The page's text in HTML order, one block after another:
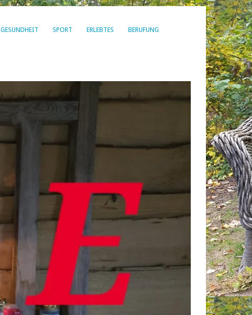
GESUNDHEIT SPORT ERLEBTES BERUFUNG